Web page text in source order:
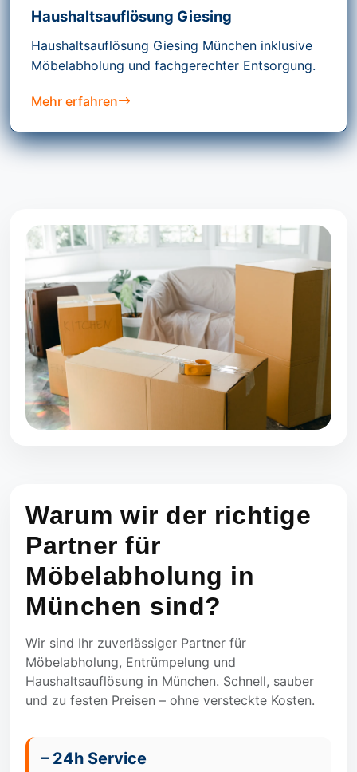
Haushaltsauflösung Giesing
Haushaltsauflösung Giesing München inklusive
Möbelabholung und fachgerechter Entsorgung.
Mehr erfahren
Warum wir der richtige
Partner für
Möbelabholung in
München sind?
Wir sind Ihr zuverlässiger Partner für
Möbelabholung, Entrümpelung und
Haushaltsauflösung in München. Schnell, sauber
und zu festen Preisen – ohne versteckte Kosten.
– 24h Service